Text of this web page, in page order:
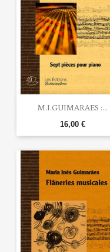
M.I.GUIMARAES :...
16,00 €